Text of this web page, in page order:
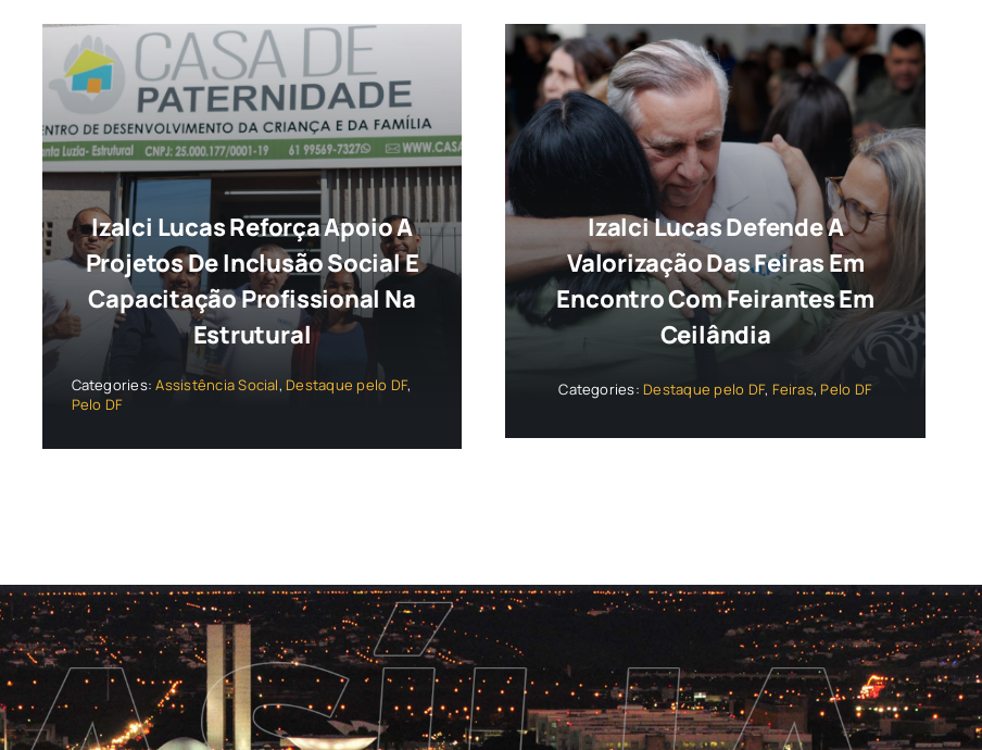
Izalci Lucas Reforça Apoio A
Projetos De Inclusão Social E
Capacitação Profissional Na
Estrutural
Categories:Assistência Social, Destaque pelo DF,
Pelo DF
Izalci Lucas Defende A
Valorização Das Feiras Em
Encontro Com Feirantes Em
Ceilândia
Categories: Destaque pelo DF, Feiras, Pelo DF